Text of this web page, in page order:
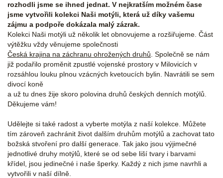
rozhodli jsme se ihned jednat. V nejkratším možném čase
jsme vytvořili kolekci Naši motýli, která už díky vašemu
zájmu a podpoře dokázala malý zázrak.
Kolekci Naši motýli už několik let obnovujeme a rozšiřujeme. Část
výtěžku vždy věnujeme společnosti
Česká krajina na záchranu ohrožených druhů . Společně se nám
již podařilo proměnit zpustlé vojenské prostory v Milovicích v
rozsáhlou louku plnou vzácných kvetoucích bylin. Navrátili se sem
divocí koně
a už tu dnes žije skoro polovina druhů českých denních motýlů.
Děkujeme vám!
Udělejte si také radost a vyberte motýla z naší kolekce. Můžete
tím zároveň zachránit život dalším druhům motýlů a zachovat tato
božská stvoření pro další generace. Tak jako jsou výjimečné
jednotlivé druhy motýlů, které se od sebe liší tvary i barvami
křídel, jsou jedinečné i naše šperky. Každý z nich jsme navrhli a
vytvořili v naší dílně.